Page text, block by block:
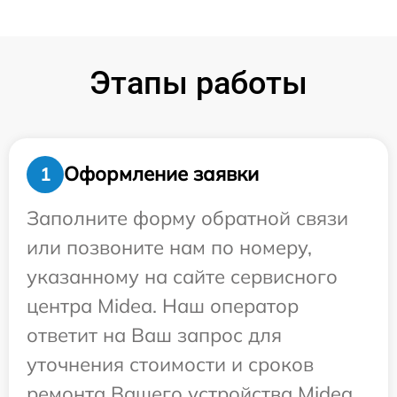
Этапы работы
1
Оформление заявки
Заполните форму обратной связи
или позвоните нам по номеру,
указанному на сайте сервисного
центра Midea. Наш оператор
ответит на Ваш запрос для
уточнения стоимости и сроков